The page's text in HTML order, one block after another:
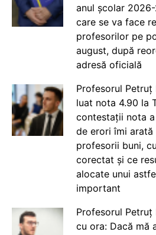
anul școlar
care se va face
profesorilor pe
august, după
adresă oficială
Profesorul Petruț
luat nota 4.90 la
contestații nota
de erori îmi arată
profesorii buni,
corectat și ce
alocate unui
important
Profesorul Petruț
cu ora: Dacă mă